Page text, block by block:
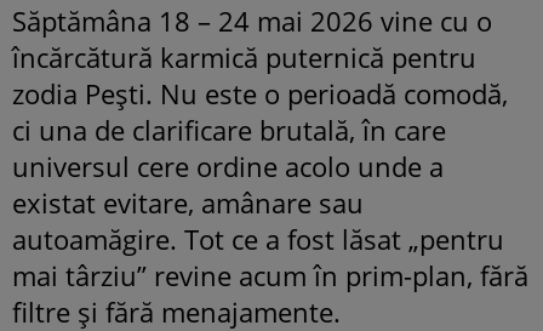
Săptămâna 18 – 24 mai 2026 vine cu o
încărcătură karmică puternică pentru
zodia Pești. Nu este o perioadă comodă,
ci una de clarificare brutală, în care
universul cere ordine acolo unde a
existat evitare, amânare sau
autoamăgire. Tot ce a fost lăsat „pentru
mai târziu” revine acum în prim-plan, fără
filtre și fără menajamente.